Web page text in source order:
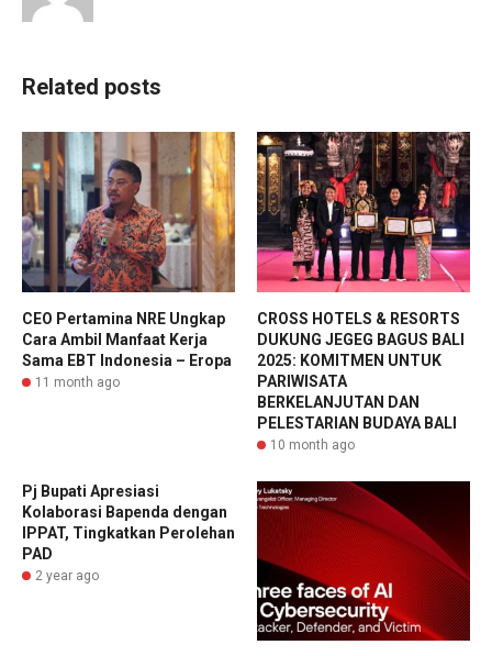
Related posts
CEO Pertamina NRE Ungkap
Cara Ambil Manfaat Kerja
Sama EBT Indonesia – Eropa
11 month ago
CROSS HOTELS & RESORTS
DUKUNG JEGEG BAGUS BALI
2025: KOMITMEN UNTUK
PARIWISATA
BERKELANJUTAN DAN
PELESTARIAN BUDAYA BALI
10 month ago
Pj Bupati Apresiasi
Kolaborasi Bapenda dengan
IPPAT, Tingkatkan Perolehan
PAD
2 year ago